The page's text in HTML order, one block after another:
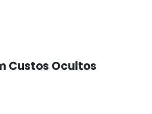
Custos Ocultos